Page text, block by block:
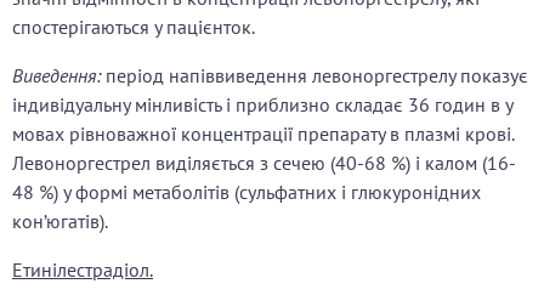
спостерігаються у пацієнток.
Виведення:період напіввиведення левоноргестрелу показує
індивідуальну мінливість і приблизно складає 36 годин в у
мовах рівноважної концентрації препарату в плазмі крові.
Левоноргестрел виділяється з сечею (40-68 %) і калом (16-
48 %) у формі метаболітів (сульфатних і глюкуронідних
кон’югатів).
Етинілестрадіол.